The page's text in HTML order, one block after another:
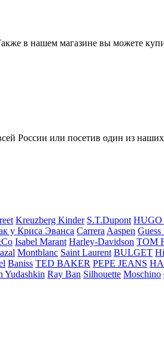
в нашем магазине вы можете
России или посетив один из
Kreuzberg Kinder S.T.Dupont HUGO
у Криса Эванса Carrera Aaspen
Isabel Marant Harley-Davidson TOM
Montblanc Saint Laurent BULGET
Baniss TED BAKER PEPE JEANS
Yudashkin Ray Ban Silhouette Moschino